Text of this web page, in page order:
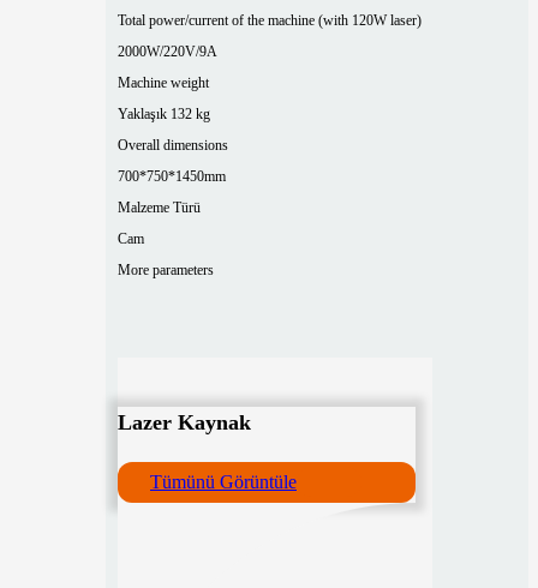
Total power/current of the machine (with 120W laser)
2000W/220V/9A
Machine weight
Yaklaşık 132 kg
Overall dimensions
700*750*1450mm
Malzeme Türü
Cam
More parameters
Lazer Kaynak
Tümünü Görüntüle